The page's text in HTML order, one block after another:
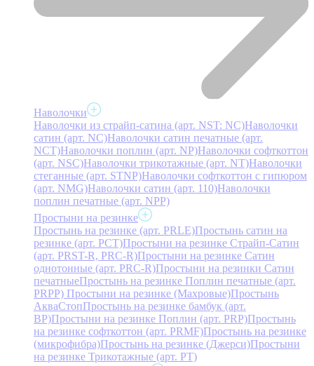
Наволочки
Наволочки из страйп-сатина (арт. NST: NC)Наволочки
сатин (арт. NC)Наволочки сатин печатные (арт.
NCT)Наволочки поплин (арт. NP)Наволочки софткоттон
(арт. NSC)Наволочки трикотажные (арт. NT)Наволочки
стеганные (арт. STNP)Наволочки софткоттон с гипюром
(арт. NMG)Наволочки сатин (арт. 110)Наволочки
поплин печатные (арт. NPP)
Простыни на резинке
Простынь на резинке (арт. PRLE)Простынь сатин на
резинке (арт. PCT)Простыни на резинке Страйп-Сатин
(арт. PRST-R, PRC-R)Простыни на резинке Сатин
однотонные (арт. PRC-R)Простыни на резинки Сатин
печатныеПростынь на резинке Поплин печатные (арт.
PRPP) Простыни на резинке (Махровые)Простынь
АкваСтопПростынь на резинке бамбук (арт.
BP)Простыни на резинке Поплин (арт. PRP)Простынь
на резинке софткоттон (арт. PRMF)Простынь на резинке
(микрофибра)Простынь на резинке (Джерси)Простыни
на резинке Трикотажные (арт. РТ)